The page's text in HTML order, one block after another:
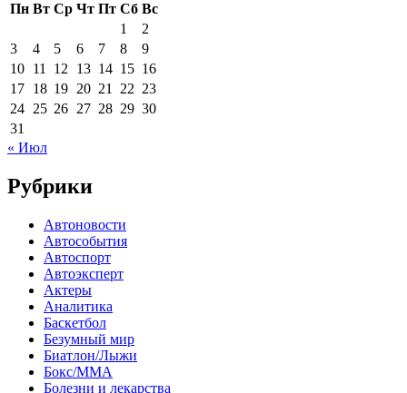
Пн Вт Ср Чт Пт Сб Вс
1
2
3
4 5 6 7 8
9
10 11 12 13 14 15 16
17 18 19 20 21 22 23
24 25 26 27 28 29 30
31
« Июл
Рубрики
Автоновости
Автособытия
Автоспорт
Автоэксперт
Актеры
Аналитика
Баскетбол
Безумный мир
Биатлон/Лыжи
Бокс/MMA
Болезни и лекарства